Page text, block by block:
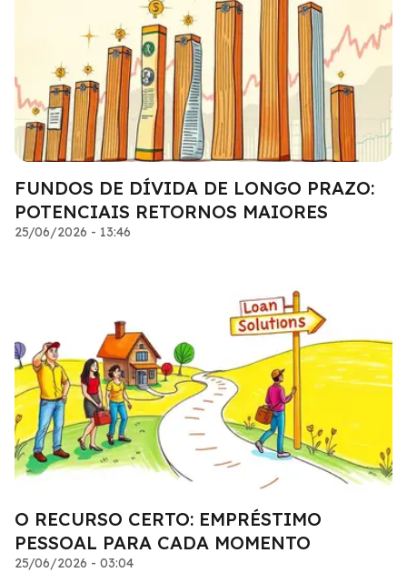
FUNDOS DE DÍVIDA DE LONGO PRAZO:
POTENCIAIS RETORNOS MAIORES
25/06/2026 - 13:46
O RECURSO CERTO: EMPRÉSTIMO
PESSOAL PARA CADA MOMENTO
25/06/2026 - 03:04